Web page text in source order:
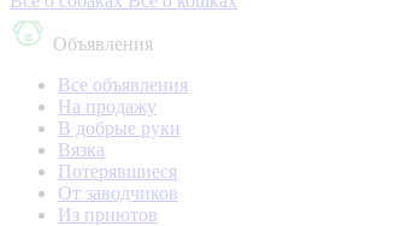
Объявления
Все объявления
На продажу
В добрые руки
Вязка
Потерявшиеся
От заводчиков
Из приютов